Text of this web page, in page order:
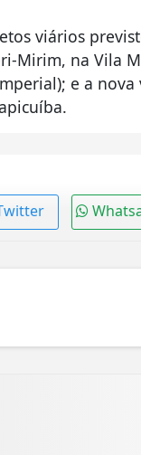
viários
Mirim, na Vila
e a